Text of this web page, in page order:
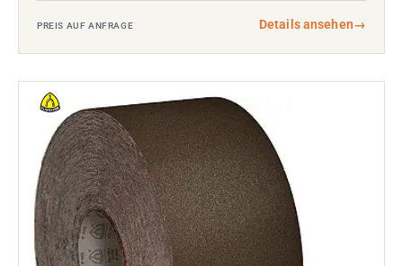
PREIS AUF ANFRAGE Details ansehen→